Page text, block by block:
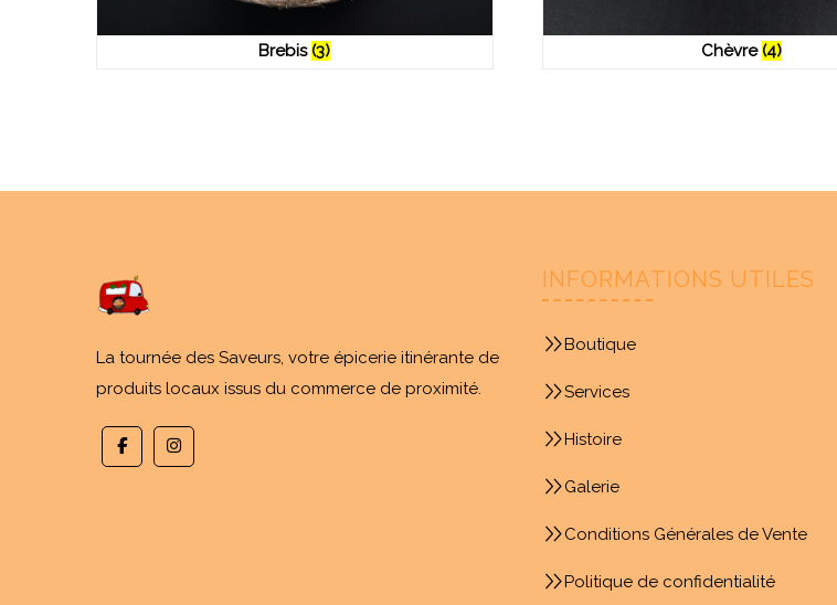
Brebis (3) Chèvre (4)
La tournée des Saveurs, votre épicerie itinérante de
produits locaux issus du commerce de proximité.
INFORMATIONS UTILES
Boutique
Services
Histoire
Galerie
Conditions Générales de Vente
Politique de confidentialité